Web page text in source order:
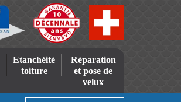
Etanchéité
toiture
Réparation
et pose de
velux